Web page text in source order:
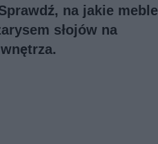
na jakie meble
słojów na